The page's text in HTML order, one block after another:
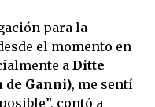
para la
el momento en
a Ditte
de Ganni), me sentí
contó a